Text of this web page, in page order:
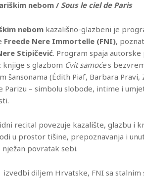
nebom / Sous le ciel de Paris
nebom kazališno-glazbeni je
Freede Nere Immortelle (FNI),
Stipičević. Program spaja autorske
knjige s glazbom Cvit samoćes
šansonama (Édith Piaf, Barbara Pravi,
Parizu – simbolu slobode, intime i
recital povezuje kazalište, glazbu i
u prostor tišine, prepoznavanja i
nježan povratak sebi.
izvedbi diljem Hrvatske, FNI sa stalnim